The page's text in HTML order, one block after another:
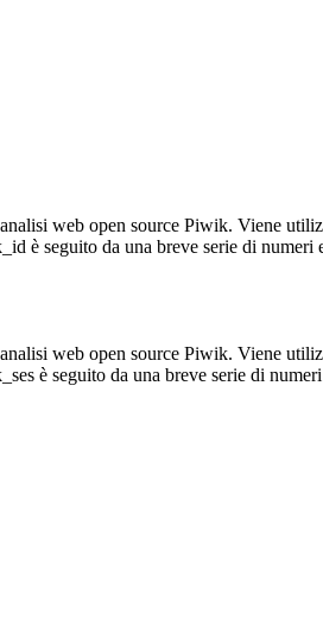
web open source Piwik. Viene
è seguito da una breve serie di
web open source Piwik. Viene
è seguito da una breve serie di